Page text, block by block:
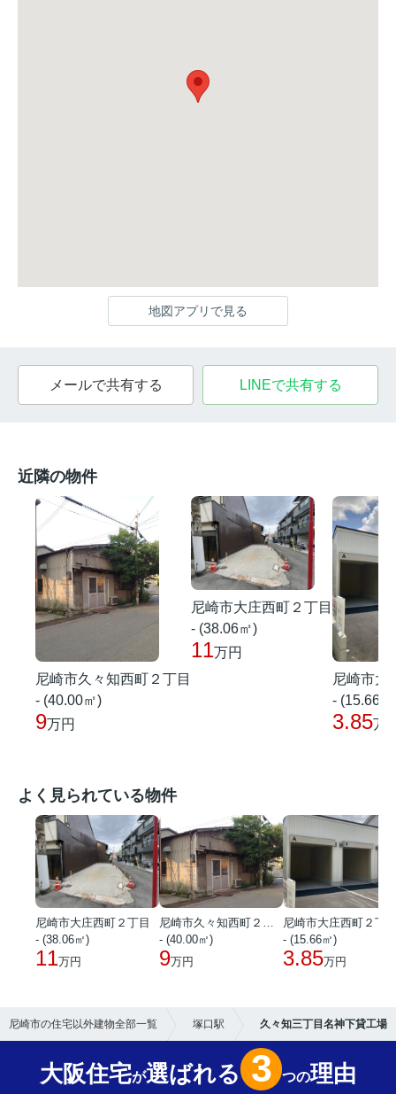
地図アプリで見る
メールで共有する LINEで共有する
近隣の物件
尼崎市久々知西町２丁目
- (40.00㎡)
9万円
尼崎市大庄西町２丁目
- (38.06㎡)
11万円
尼崎市大
- (15.66
3.85万
よく見られている物件
尼崎市大庄西町２丁目
- (38.06㎡)
11万円
尼崎市久々知西町２丁目
- (40.00㎡)
9万円
尼崎市大庄西町２丁
- (15.66㎡)
3.85万円
尼崎市の住宅以外建物全部一覧 塚口駅 久々知三丁目名神下貸工場
大阪住宅が選ばれる 3 つの理由